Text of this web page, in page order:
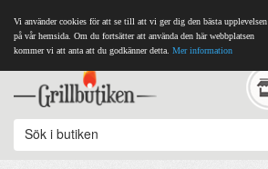
Vi använder cookies för att se till att vi ger dig den bästa upplevelsen
på vår hemsida. Om du fortsätter att använda den här webbplatsen
kommer vi att anta att du godkänner detta. Mer information